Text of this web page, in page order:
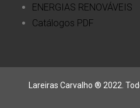
ENERGIAS RENOVÁVEIS
Catálogos PDF
Lareiras Carvalho ® 2022.